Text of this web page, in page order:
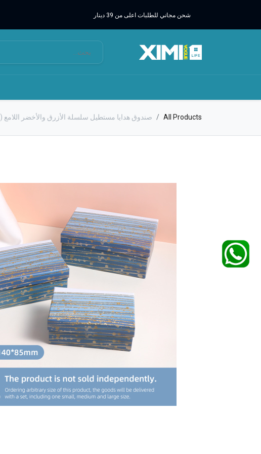
شحن مجاني للطلبات اعلى من 39 دينار
All Products صندوق هدايا مستطيل سلسلة الأزرق والأخضر اللامع (M)